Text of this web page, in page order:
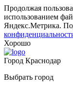
Продолжая
использованием
Яндекс.Метрика.
Хорошо
Город Краснодар
Выбрать город